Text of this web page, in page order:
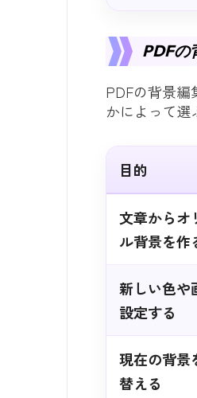
PDFの
PDFの背景
かによって選
目的
文章からオ
ル背景を作
新しい色や
設定する
現在の背景
替える